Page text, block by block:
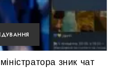
зник чат